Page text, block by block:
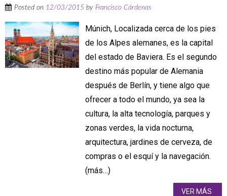
Posted on 12/03/2015 by Francisco Cárdenas
Múnich, Localizada cerca de los pies
de los Alpes alemanes, es la capital
del estado de Baviera. Es el segundo
destino más popular de Alemania
después de Berlín, y tiene algo que
ofrecer a todo el mundo, ya sea la
cultura, la alta tecnología, parques y
zonas verdes, la vida nocturna,
arquitectura, jardines de cerveza, de
compras o el esquí y la navegación.
(más…)
VER MÁS